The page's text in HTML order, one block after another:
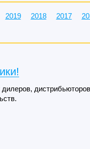
2019 2018 2017